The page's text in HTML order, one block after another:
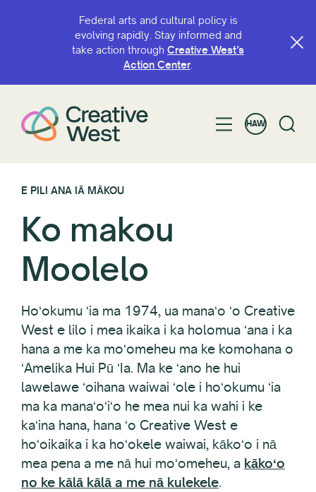
Federal arts and cultural policy is
evolving rapidly. Stay informed and
take action through Creative West’s
Action Center.
HAW
E PILI ANA IĀ MĀKOU
Ko makou
Moolelo
Hoʻokumu ʻia ma 1974, ua manaʻo ʻo Creative
West e lilo i mea ikaika i ka holomua ʻana i ka
hana a me ka moʻomeheu ma ke komohana o
ʻAmelika Hui Pū ʻIa. Ma ke ʻano he hui
lawelawe ʻoihana waiwai ʻole i hoʻokumu ʻia
ma ka manaʻoʻiʻo he mea nui ka wahi i ke
kaʻina hana, hana ʻo Creative West e
hoʻoikaika i ka hoʻokele waiwai, kākoʻo i nā
mea pena a me nā hui moʻomeheu, a kākoʻo
no ke kālā kālā a me nā kulekele.